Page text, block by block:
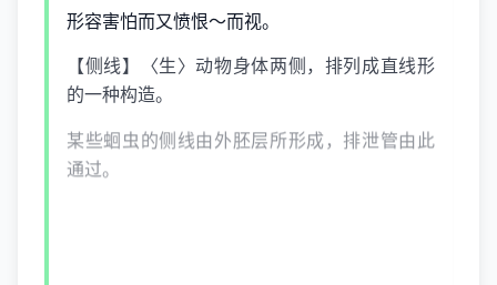
形容害怕而又愤恨～而视。
【侧线】〈生〉动物身体两侧，排列成直线形
的一种构造。
某些蛔虫的侧线由外胚层所形成，排泄管由此
通过。